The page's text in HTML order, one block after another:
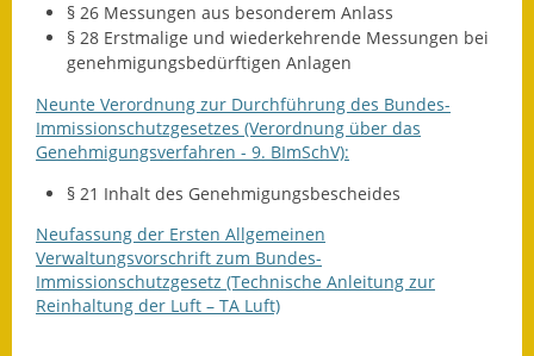
Wirtschaft
Ausschreibung von
Baumaßnahmen
Firmenliste
§ 26 Messungen aus besonderem Anlass
§ 28 Erstmalige und wiederkehrende Messungen bei
genehmigungsbedürftigen Anlagen
Neunte Verordnung zur Durchführung des Bundes-
Immissionschutzgesetzes (Verordnung über das
Genehmigungsverfahren - 9. BImSchV):
§ 21 Inhalt des Genehmigungsbescheides
Neufassung der Ersten Allgemeinen
Verwaltungsvorschrift zum Bundes-
Immissionschutzgesetz (Technische Anleitung zur
Reinhaltung der Luft – TA Luft)